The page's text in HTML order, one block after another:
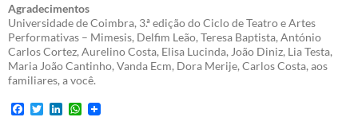
Agradecimentos
Universidade de Coimbra, 3.ª edição do Ciclo de Teatro e Artes
Performativas – Mimesis, Delfim Leão, Teresa Baptista, António
Carlos Cortez, Aurelino Costa, Elisa Lucinda, João Diniz, Lia Testa,
Maria João Cantinho, Vanda Ecm, Dora Merije, Carlos Costa, aos
familiares, a você.
F
T
W